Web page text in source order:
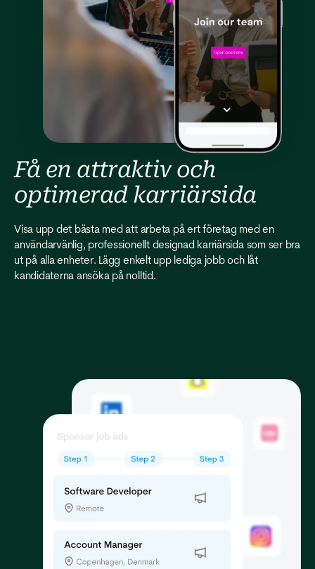
Få en attraktiv och
optimerad karriärsida
Visa upp det bästa med att arbeta på ert företag med en
användarvänlig, professionellt designad karriärsida som ser bra
ut på alla enheter. Lägg enkelt upp lediga jobb och låt
kandidaterna ansöka på nolltid.